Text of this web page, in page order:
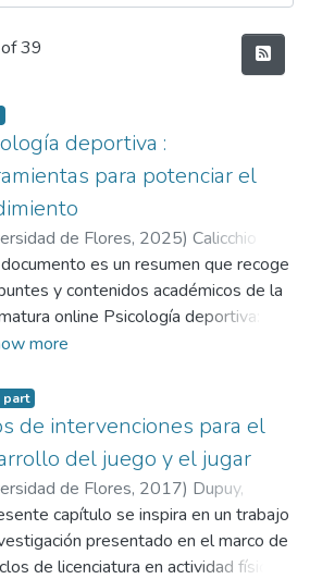
39
deportiva :
para potenciar el
de Flores, 2025) Calicchio
Enzo;Gallo Fraga, Matilde ;López
Victoria
es un resumen que recoge
y contenidos académicos de la
online Psicología deportiva:
para potenciar el rendimiento.
una visión integral de la
del deporte, que articule teoría,
científica y aplicación práctica,
comprender su relevancia en la
y el acompañamiento de los
a lo largo de su trayectoria.
more
part
de intervenciones para el
del juego y el jugar
de Flores, 2017) Dupuy,
;Gómez Smyth, Leonardo
capítulo se inspira en un trabajo
presentado en el marco de
de licenciatura en actividad física y